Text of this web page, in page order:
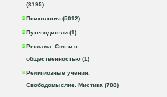
(3195)
Психология (5012)
Путеводители (1)
Реклама. Связи с
общественностью (1)
Религиозные учения.
Свободомыслие. Мистика (788)